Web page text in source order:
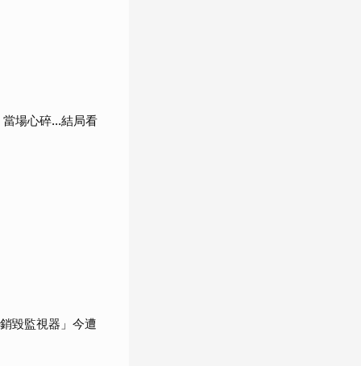
場心碎...結局看
毀監視器」今遭